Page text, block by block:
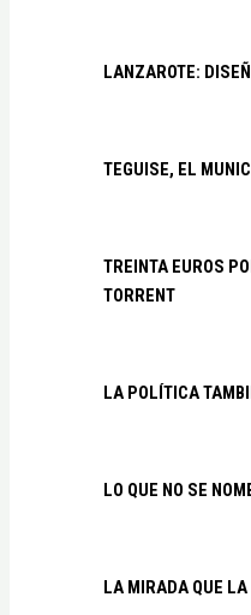
LANZAROTE:
TEGUISE, EL
TREINTA EUROS
TORRENT
LA POLÍTICA
LO QUE NO SE
LA MIRADA QUE